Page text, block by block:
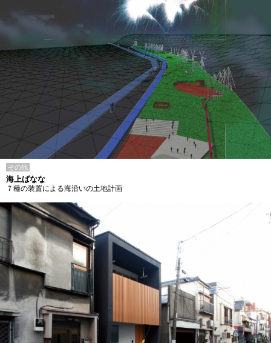
その他
海上ばなな
７種の装置による海沿いの土地計画